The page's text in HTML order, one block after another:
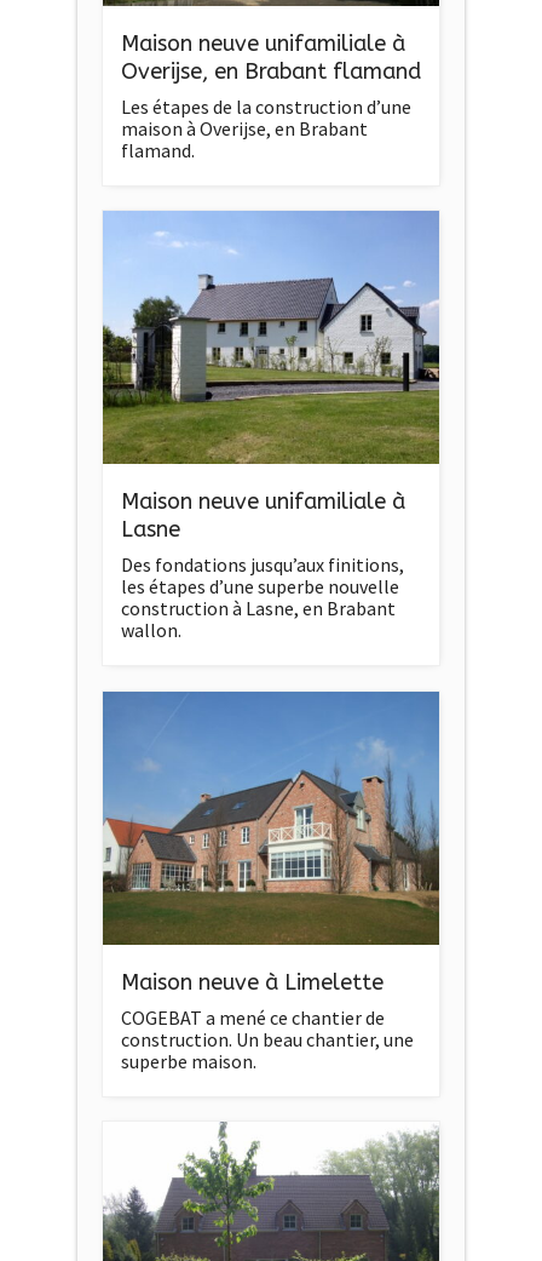
Maison neuve unifamiliale à
Overijse, en Brabant flamand
Les étapes de la construction d’une
maison à Overijse, en Brabant
flamand.
Maison neuve unifamiliale à
Lasne
Des fondations jusqu’aux finitions,
les étapes d’une superbe nouvelle
construction à Lasne, en Brabant
wallon.
Maison neuve à Limelette
COGEBAT a mené ce chantier de
construction. Un beau chantier, une
superbe maison.